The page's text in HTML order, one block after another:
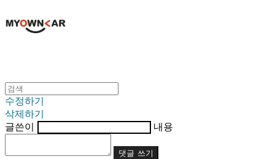
수정하기
삭제하기
글쓴이
내용
댓글 쓰기